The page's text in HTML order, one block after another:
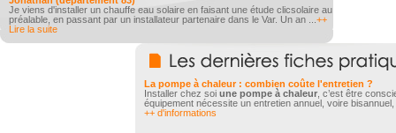
Je viens d'installer un chauffe eau solaire en faisant une étude clicsolaire au
préalable, en passant par un installateur partenaire dans le Var. Un an ... ++
Lire la suite
La pompe à chaleur : combien coûte l'entretien ?
Installer chez soi une pompe à chaleur , c’est être
équipement nécessite un entretien annuel, voire bisannuel,
++ d'informations